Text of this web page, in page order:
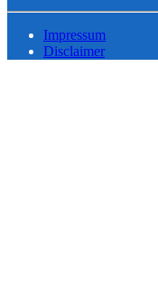
Impressum
Disclaimer